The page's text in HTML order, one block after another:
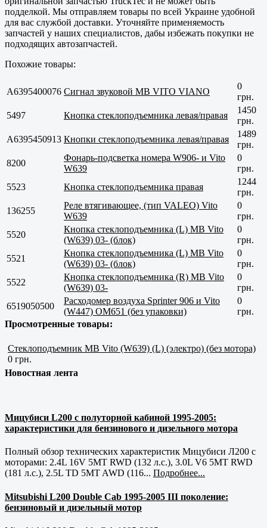
подделкой. Мы отправляем товары по всей Украине удобной
для вас службой доставки. Уточняйте применяемость
запчастей у наших специалистов, дабы избежать покупки не
подходящих автозапчастей.
Похожие товары:
A6395400076 Сигнал звуковой MB VITO VIANO
0
грн.
5497
Кнопка стеклоподъемника левая/правая
1450
грн.
A6395450913 Кнопки стеклоподъемника левая/правая
1489
грн.
8200
Фонарь-подсветка номера W906- и Vito
W639
0
грн.
5523
Кнопка стеклоподъемника правая
1244
грн.
136255
Реле втягивающее, (тип VALEO) Vito
W639
0
грн.
5520
Кнопка стеклоподъемника (L) MB Vito
(W639) 03- (блок)
0
грн.
5521
Кнопка стеклоподъемника (L) MB Vito
(W639) 03- (блок)
0
грн.
5522
Кнопка стеклоподъемника (R) MB Vito
(W639) 03-
0
грн.
6519050500
Расходомер воздуха Sprinter 906 и Vito
(W447) OM651 (без упаковки)
0
грн.
Просмотренные товары:
Стеклоподъемник MB Vito (W639) (L) (электро) (без мотора)
0 грн.
Новостная лента
Мицубиси L200 с полуторной кабиной 1995-2005:
характеристики для бензинового и дизельного мотора
Полный обзор технических характеристик Мицубиси Л200 с
моторами: 2.4L 16V 5MT RWD (132 л.с.), 3.0L V6 5MT RWD
(181 л.с.), 2.5L TD 5MT AWD (116... Подробнее...
Mitsubishi L200 Double Cab 1995-2005 III поколение:
бензиновый и дизельный мотор